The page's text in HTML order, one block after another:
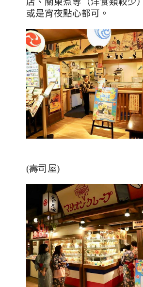
或是宵夜點心都可。
(壽司屋)